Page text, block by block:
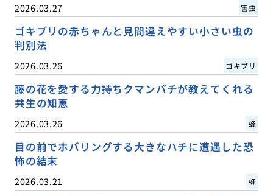
2026.03.27 害虫
ゴキブリの赤ちゃんと見間違えやすい小さい虫の
判別法
2026.03.26 ゴキブリ
藤の花を愛する力持ちクマンバチが教えてくれる
共生の知恵
2026.03.26 蜂
目の前でホバリングする大きなハチに遭遇した恐
怖の結末
2026.03.21 蜂